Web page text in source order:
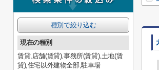
種別で絞り込む
現在の種別
賃貸,店舗(賃貸),事務所(賃貸),土地(賃
貸),住宅以外建物全部,駐車場